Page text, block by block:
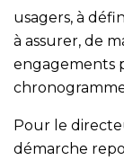
usagers, à
à assurer, de
engagements
Pour le
démarche